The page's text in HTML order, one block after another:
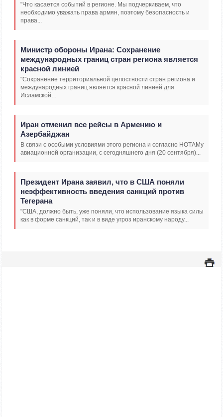
"Что касается событий в регионе. Мы подчеркиваем, что
необходимо уважать права армян, поэтому безопасность и
права...
Министр обороны Ирана: Сохранение
международных границ стран региона является
красной линией
"Сохранение территориальной целостности стран региона и
международных границ является красной линией для
Исламской...
Иран отменил все рейсы в Армению и
Азербайджан
В связи с особыми условиями этого региона и согласно НОТАМу
авиационной организации, с сегодняшнего дня (20 сентября)...
Президент Ирана заявил, что в США поняли
неэффективность введения санкций против
Тегерана
"США, должно быть, уже поняли, что использование языка силы
как в форме санкций, так и в виде угроз иранскому народу...